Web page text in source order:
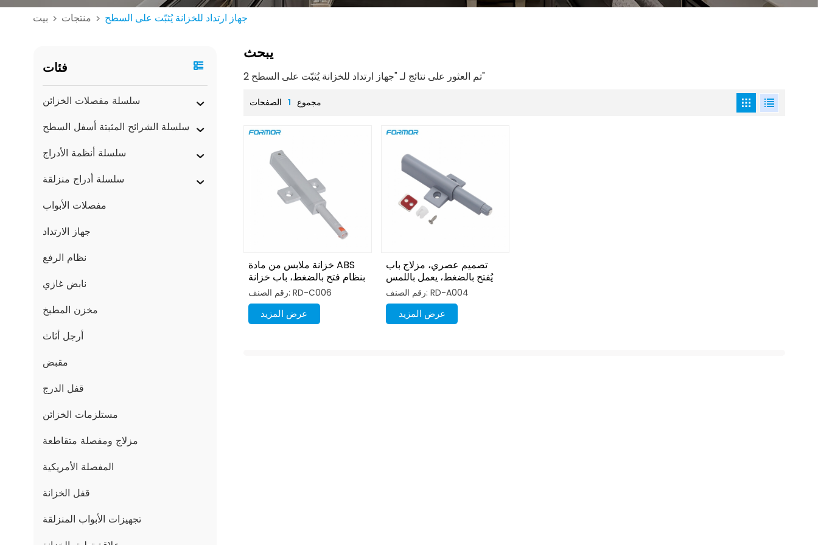
بيت > منتجات > جهاز ارتداد للخزانة يُثبّت على السطح
فئات
سلسلة مفصلات الخزائن
سلسلة الشرائح المثبتة أسفل السطح
سلسلة أنظمة الأدراج
سلسلة أدراج منزلقة
مفصلات الأبواب
جهاز الارتداد
نظام الرفع
نابض غازي
مخزن المطبخ
أرجل أثاث
مقبض
قفل الدرج
مستلزمات الخزائن
مزلاج ومفصلة متقاطعة
المفصلة الأمريكية
قفل الخزانة
تجهيزات الأبواب المنزلقة
يبحث
2 تم العثور على نتائج لـ "جهاز ارتداد للخزانة يُثبّت على السطح"
مجموع 1 الصفحات
خزانة ملابس من مادة ABS
بنظام فتح بالضغط، باب خزانة
ملابس بدون سحب
رقم الصنف: RD-C006
عرض المزيد
تصميم عصري، مزلاج باب
يُفتح بالضغط، يعمل باللمس
المغناطيسي، ارتداد
رقم الصنف: RD-A004
عرض المزيد